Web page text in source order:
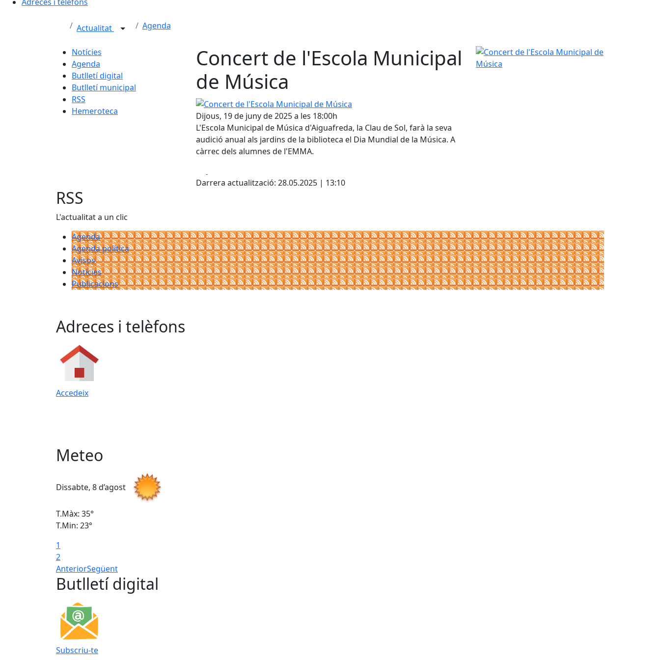
Actualitat Agenda
Notícies
Agenda
Butlletí digital
Butlletí municipal
RSS
Hemeroteca
Concert de l'Escola Municipal
de Música
Concert de l'Escola Municipal de Música
Dijous, 19 de juny de 2025 a les 18:00h
L'Escola Municipal de Música d'Aiguafreda, la Clau de Sol, farà la seva
audició anual als jardins de la biblioteca el Dia Mundial de la Música. A
càrrec dels alumnes de l'EMMA.
Darrera actualització: 28.05.2025 | 13:10
Concert de l'Escola Municipal de Música
RSS
L'actualitat a un clic
Agenda
Agenda política
Avisos
Notícies
Publicacions
Adreces i telèfons
Accedeix
Meteo
Dissabte, 8 d’agost
T.Màx: 35°
T.Min: 23°
1
2
AnteriorSegüent
Butlletí digital
Subscriu-te